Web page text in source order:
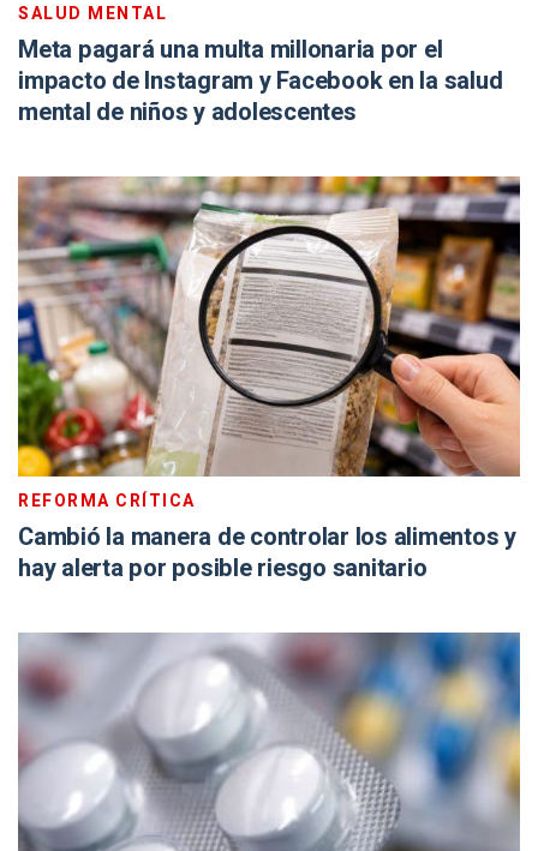
SALUD MENTAL
Meta pagará una multa millonaria por el
impacto de Instagram y Facebook en la salud
mental de niños y adolescentes
REFORMA CRÍTICA
Cambió la manera de controlar los alimentos y
hay alerta por posible riesgo sanitario